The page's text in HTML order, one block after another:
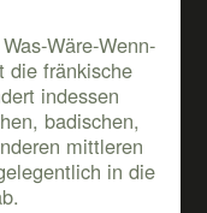
Wäre-Wenn-
die fränkische
indessen
badischen,
mittleren
in die